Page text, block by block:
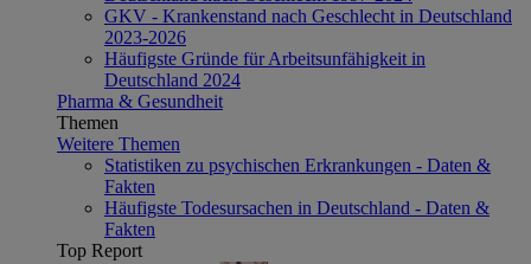
GKV - Krankenstand nach Geschlecht in Deutschland
2023-2026
Häufigste Gründe für Arbeitsunfähigkeit in
Deutschland 2024
Pharma & Gesundheit
Themen
Weitere Themen
Statistiken zu psychischen Erkrankungen - Daten &
Fakten
Häufigste Todesursachen in Deutschland - Daten &
Fakten
Top Report